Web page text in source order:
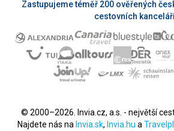
Zastupujeme téměř 200 ověřených
cestovních
© 2000–2026. Invia.cz, a.s. - největší
Najdete nás na Invia.sk, Invia.hu a